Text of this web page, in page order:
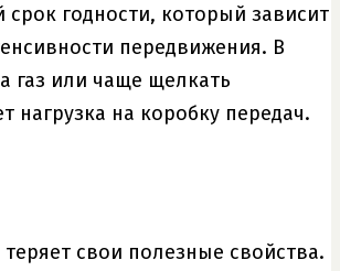
годности, который зависит
передвижения. В
газ или чаще щелкать
нагрузка на коробку передач.
свои полезные свойства.